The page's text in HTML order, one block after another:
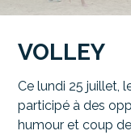
VOLLEY
Ce lundi 25 juillet,
participé à des
humour et coup